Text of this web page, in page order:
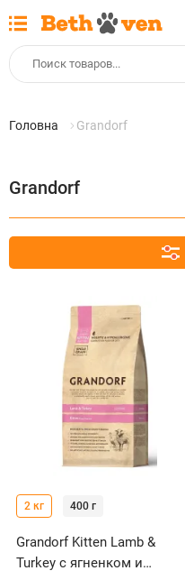
Головна Grandorf
Grandorf
2 кг 400 г
Grandorf Kitten Lamb &
Turkey с ягненком и